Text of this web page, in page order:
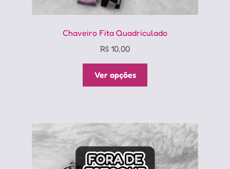
Chaveiro Fita Quadriculado
R$ 10,00
Ver opções
As
opções
podem